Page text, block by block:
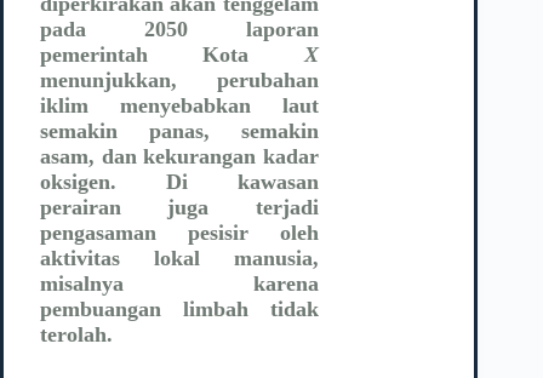
pada 2050 laporan
pemerintah Kota X
menunjukkan, perubahan
iklim menyebabkan laut
semakin panas, semakin
asam, dan kekurangan kadar
oksigen. Di kawasan
perairan juga terjadi
pengasaman pesisir oleh
aktivitas lokal manusia,
misalnya karena
pembuangan limbah tidak
terolah.